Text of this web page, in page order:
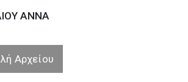
ΑΝΝΑ
Αρχείου